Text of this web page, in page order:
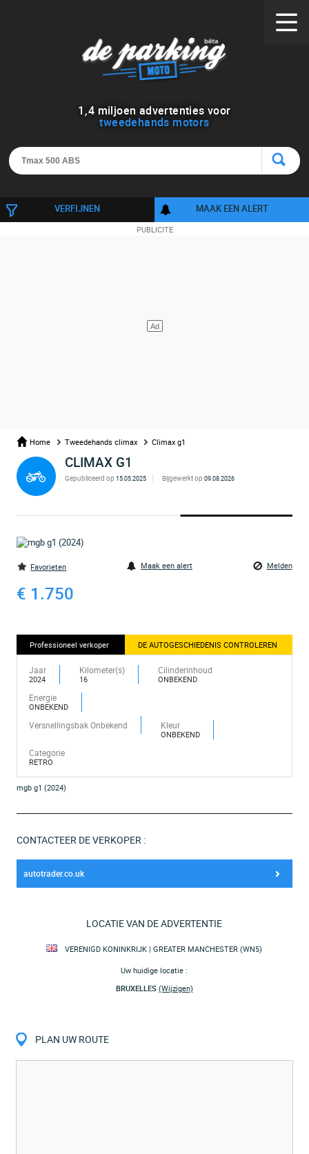
1 ,4 miljoen advertenties voor
tweedehands motors
VERFIJNEN MAAK EEN ALERT
Home Tweedehands climax Climax g1
CLIMAX G1
Gepubliceerd op 15.05.2025 Bijgewerkt op 09.08.2026
Favorieten Maak een alert Melden
€ 1.750
Professioneel verkoper DE AUTOGESCHIEDENIS CONTROLEREN
Jaar
2024
Kilometer(s)
16
Cilinderinhoud
ONBEKEND
Energie
ONBEKEND
Versnellingsbak Onbekend Kleur
ONBEKEND
Categorie
RETRO
mgb g1 (2024)
CONTACTEER DE VERKOPER :
autotrader.co.uk
LOCATIE VAN DE ADVERTENTIE
VERENIGD KONINKRIJK | GREATER MANCHESTER (WN5)
Uw huidige locatie :
BRUXELLES (Wijzigen)
PLAN UW ROUTE